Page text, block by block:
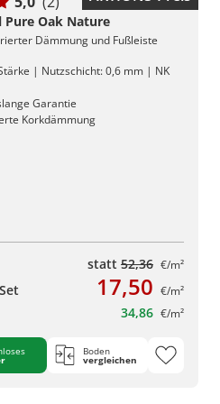
Pure Oak Nature
Dämmung und Fußleiste
| Nutzschicht: 0,6 mm | NK
Garantie
Korkdämmung
statt 52,36 €/m²
17,50 €/m²
34,86 €/m²
Boden
vergleichen